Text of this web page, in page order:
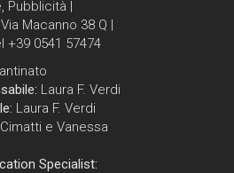
Pubblicità |
Macanno 38 Q |
+39 0541 57474
Laura F. Verdi
Laura F. Verdi
e Vanessa
Specialist: